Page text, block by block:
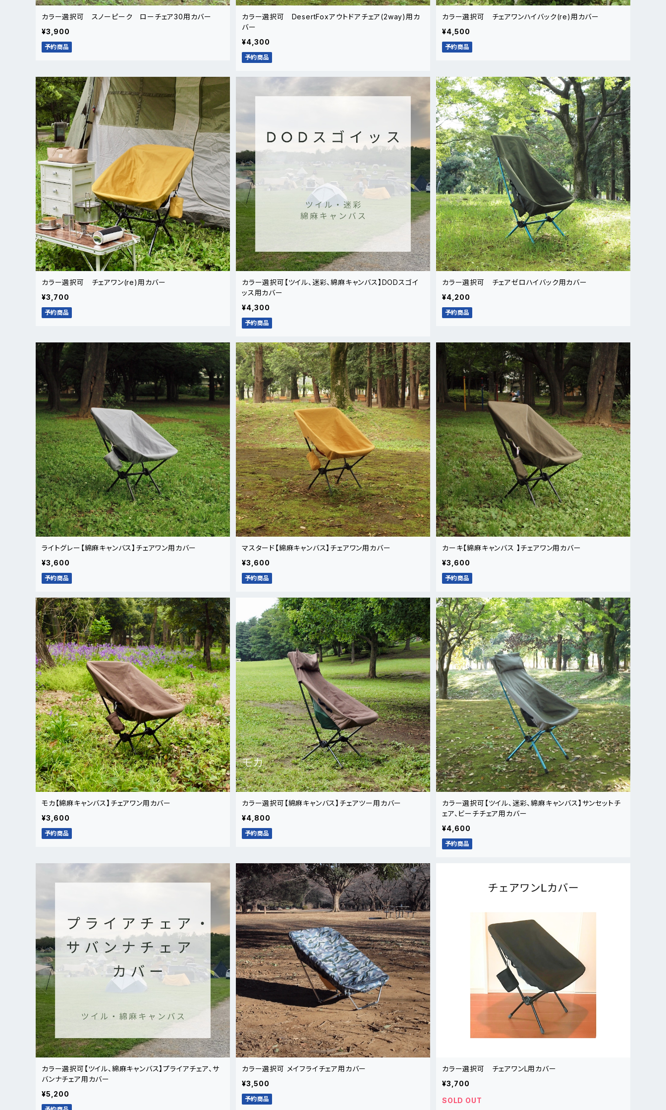
カラー選択可 スノーピーク ローチェア30用カバー
¥3,900
予約商品
カラー選択可 DesertFoxアウトドアチェア(2way)用カ
バー
¥4,300
予約商品
カラー選択可 チェアワンハイバック(re)用カバー
¥4,500
予約商品
カラー選択可 チェアワン(re)用カバー
¥3,700
予約商品
カラー選択可【ツイル、迷彩、綿麻キャンバス】DODスゴイ
ッス用カバー
¥4,300
予約商品
カラー選択可 チェアゼロハイバック用カバー
¥4,200
予約商品
ライトグレー【綿麻キャンバス】チェアワン用カバー
¥3,600
予約商品
マスタード【綿麻キャンバス】チェアワン用カバー
¥3,600
予約商品
カーキ【綿麻キャンバス 】チェアワン用カバー
¥3,600
予約商品
モカ【綿麻キャンバス】チェアワン用カバー
¥3,600
予約商品
カラー選択可【綿麻キャンバス】チェアツー用カバー
¥4,800
予約商品
カラー選択可【ツイル、迷彩、綿麻キャンバス】サンセットチ
ェア、ビーチチェア用カバー
¥4,600
予約商品
カラー選択可【ツイル、綿麻キャンバス】プライアチェア、サ
バンナチェア用カバー
¥5,200
カラー選択可 メイフライチェア用カバー
¥3,500
予約商品
カラー選択可 チェアワンL用カバー
¥3,700
SOLD OUT